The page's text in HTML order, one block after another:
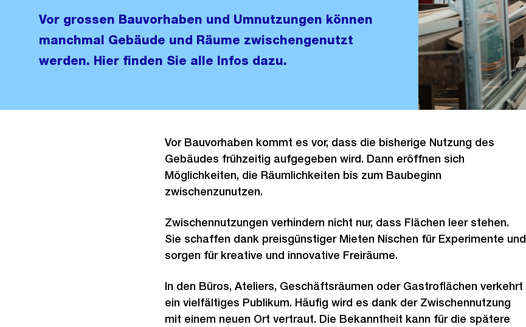
Vor grossen Bauvorhaben und Umnutzungen können
manchmal Gebäude und Räume zwischengenutzt
werden. Hier finden Sie alle Infos dazu.
Vor Bauvorhaben kommt es vor, dass die bisherige Nutzung des
Gebäudes frühzeitig aufgegeben wird. Dann eröffnen sich
Möglichkeiten, die Räumlichkeiten bis zum Baubeginn
zwischenzunutzen.
Zwischennutzungen verhindern nicht nur, dass Flächen leer stehen.
Sie schaffen dank preisgünstiger Mieten Nischen für Experimente und
sorgen für kreative und innovative Freiräume.
In den Büros, Ateliers, Geschäftsräumen oder Gastroflächen verkehrt
ein vielfältiges Publikum. Häufig wird es dank der Zwischennutzung
mit einem neuen Ort vertraut. Die Bekanntheit kann für die spätere